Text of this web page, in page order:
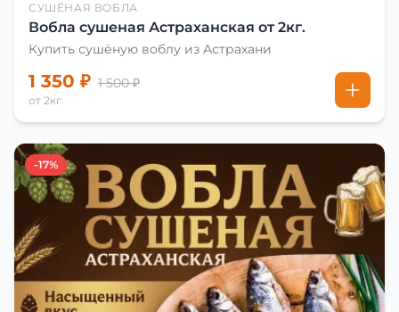
СУШЁНАЯ ВОБЛА
Вобла сушеная Астраханская от 2кг.
Купить сушёную воблу из Астрахани
1 350 ₽ 1 500 ₽
от 2кг
-17%